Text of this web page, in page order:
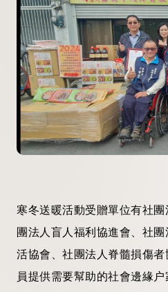
寒冬送暖活動受贈單位有社
團法人盲人福利協進會、社
活協會、社團法人脊髓損傷
員提供需要幫助的社會邊緣